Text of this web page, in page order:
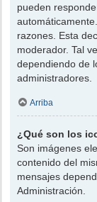
pueden
razones. Esta
moderador. Tal
dependiendo de
administradores.
Arriba
¿Qué son los
Son imágenes
contenido del
mensajes
Administración.